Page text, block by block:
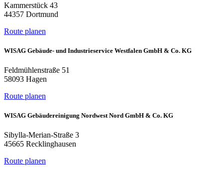
Kammerstück 43
44357 Dortmund
Route planen
WISAG Gebäude- und Industrieservice Westfalen GmbH & Co. KG
Feldmühlenstraße 51
58093 Hagen
Route planen
WISAG Gebäudereinigung Nordwest Nord GmbH & Co. KG
Sibylla-Merian-Straße 3
45665 Recklinghausen
Route planen